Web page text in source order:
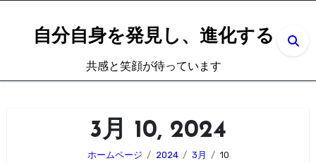
自分自身を発見し、進化する
共感と笑顔が待っています
3月 10, 2024
ホームページ 2024 3月 10